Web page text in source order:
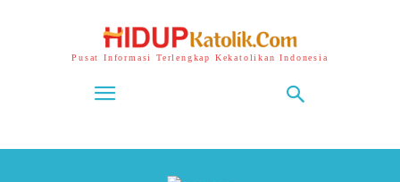
Pusat Informasi Terlengkap Kekatolikan Indonesia